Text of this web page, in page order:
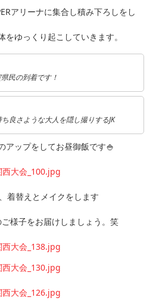
アリーナに集合し積み下ろしをし
をゆっくり起こしていきます。
民の到着です！
良さような大人を隠し撮りするJK
アップをしてお昼御飯です🍚
着替えとメイクをします
様子をお届けしましょう。笑